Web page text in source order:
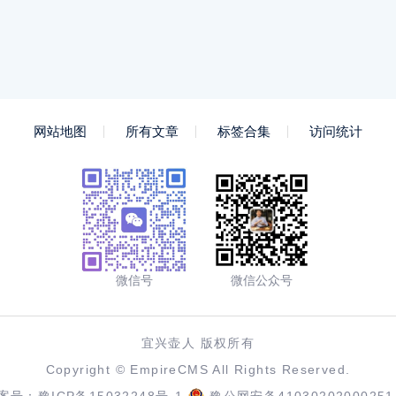
网站地图 所有文章 标签合集 访问统计
微信号 微信公众号
宜兴壶人 版权所有
Copyright © EmpireCMS All Rights Reserved.